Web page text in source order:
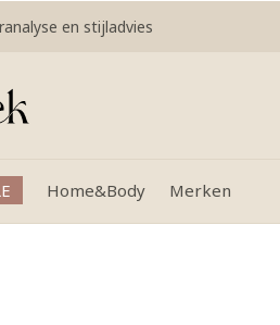
Home&Body Merken
en stijladvies